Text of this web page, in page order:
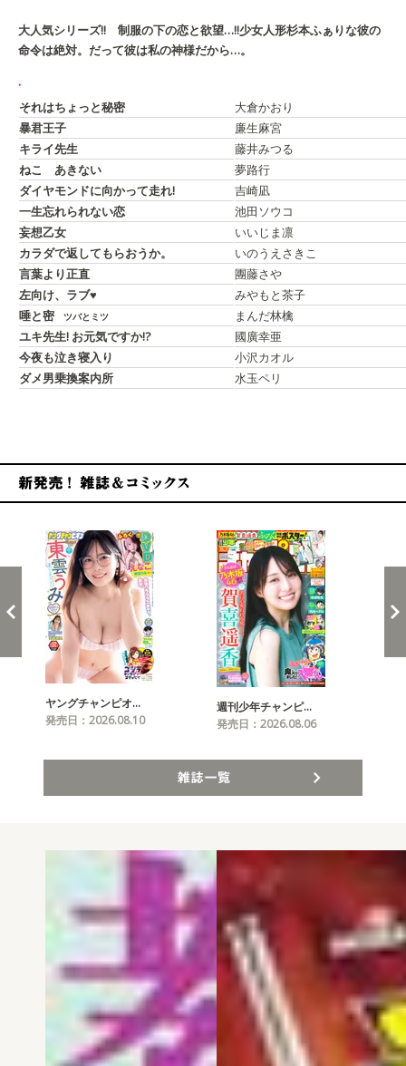
大人気シリーズ!! 制服の下の恋と欲望…!!少女人形杉本ふぁりな彼の
命令は絶対。だって彼は私の神様だから…。
.
それはちょっと秘密
大倉かおり
暴君王子
廉生麻宮
キライ先生
藤井みつる
ねこ あきない
夢路行
ダイヤモンドに向かって走れ!
吉崎凪
一生忘れられない恋
池田ソウコ
妄想乙女
いいじま凛
カラダで返してもらおうか。
いのうえさきこ
言葉より正直
團藤さや
左向け、ラブ♥
みやもと茶子
唾と密ツバとミツ
まんだ林檎
ユキ先生! お元気ですか!?
國廣幸亜
今夜も泣き寝入り
小沢カオル
ダメ男乗換案内所
水玉ペリ
ヤングチャンピオ…
発売日：2026.08.10
週刊少年チャンピ…
発売日：2026.08.06